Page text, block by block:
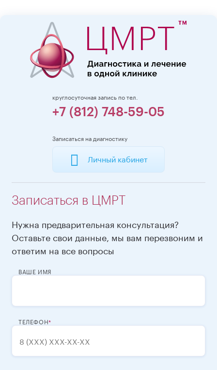
круглосуточная запись по тел.
+7 (812) 748-59-05
Записаться на диагностику
Личный кабинет
Записаться в ЦМРТ
Нужна предварительная консультация?
Оставьте свои данные, мы вам перезвоним и
ответим на все вопросы
ВАШЕ ИМЯ
ТЕЛЕФОН